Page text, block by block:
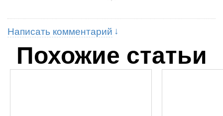
Написать комментарий
Похожие статьи